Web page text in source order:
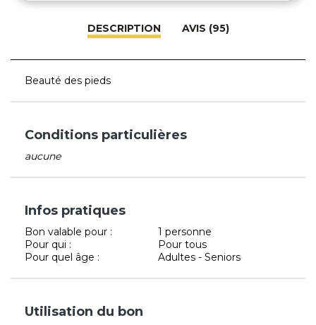
DESCRIPTION AVIS (95)
Beauté des pieds
Conditions particulières
aucune
Infos pratiques
Bon valable pour :
1 personne
Pour qui :
Pour tous
Pour quel âge :
Adultes - Seniors
Utilisation du bon